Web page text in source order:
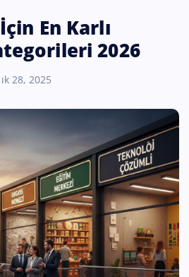
En Karlı
2026
28, 2025